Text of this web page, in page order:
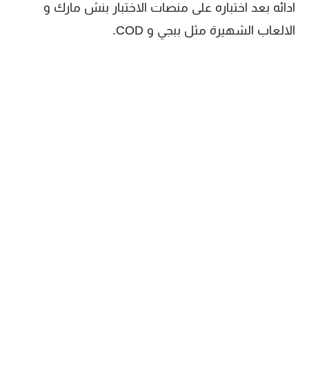
ادائه بعد اختباره على منصات الاختبار بنش مارك و
الالعاب الشهيرة مثل ببجي و COD.